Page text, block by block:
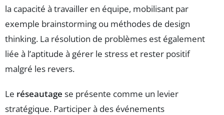
la capacité à travailler en équipe, mobilisant par
exemple brainstorming ou méthodes de design
thinking. La résolution de problèmes est également
liée à l’aptitude à gérer le stress et rester positif
malgré les revers.
Le réseautage se présente comme un levier
stratégique. Participer à des événements